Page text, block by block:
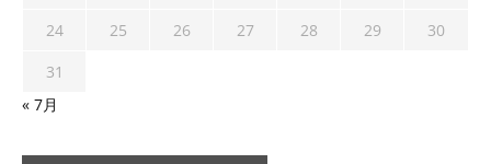
24
25 26 27 28 29
30
31
« 7月